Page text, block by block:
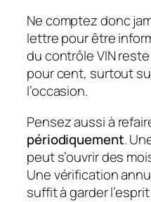
Ne comptez donc
lettre pour être
du contrôle VIN
pour cent, surtout
l’occasion.
Pensez aussi à
périodiquement.
peut s’ouvrir des
Une vérification
suffit à garder